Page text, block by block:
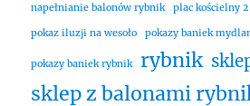
napełnianie balonów rybnik plac kościelny
pokaz iluzji na wesoło pokazy baniek
pokazy baniek rybnik rybnik
sklep z balonami